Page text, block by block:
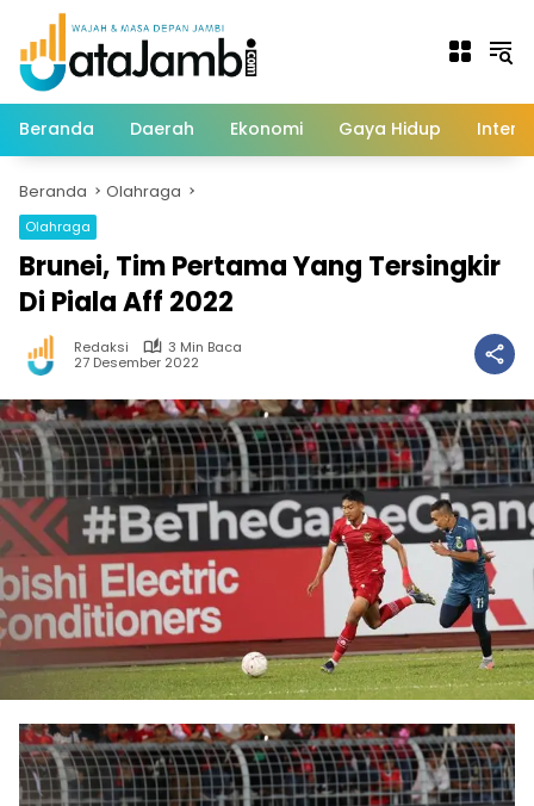
Langsung
konten
Beranda Daerah Ekonomi Gaya Hidup
Beranda Olahraga
Olahraga
Brunei, Tim Pertama Yang Tersingkir
Di Piala Aff 2022
Redaksi
3 Min Baca
27 Desember 2022